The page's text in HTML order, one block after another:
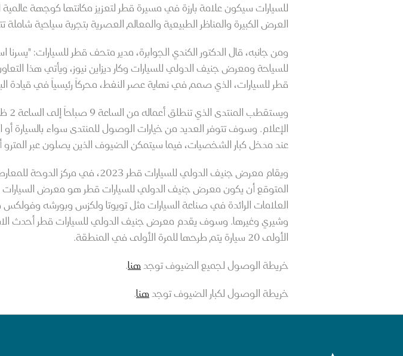
للسيارات سيكون علامة بارزة في مسيرة قطر لتعزيز مكانتها كوجهة
العرض الكبيرة والمناظر الطبيعية والمعالم العصرية بتجربة سياحية شاملة
ومن جانبه، قال الدكتور الكندي الجوابرة، مدير متحف قطر للسيارات:
للسياحة ومعرض جنيف الدولي للسيارات وكار ديزاين نيوز، ويأتي هذا
قطر للسيارات، الذي صمم في نهاية عصر النفط، محركاً رئيسياً في قيادة
الإعلام. وسوف تتوفر العديد من خيارات الوصول للمنتدى سواء بالسيارة أو
عند مدخل كبار الشخصيات، فيما سيتمكن الضيوف الذين يصلون عبر
العلامات الرائدة في صناعة السيارات مثل تويوتا ولكزس وبورشه
الأولى 20 سيارة يتم طرحها للمرة الأولى في المنطقة.
خريطة الوصول لجميع الضيوف توجد هنا.
خريطة الوصول لكبار الضيوف توجد هنا.